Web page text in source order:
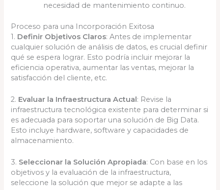
necesidad de mantenimiento continuo.
Proceso para una Incorporación Exitosa
1. Definir Objetivos Claros: Antes de implementar
cualquier solución de análisis de datos, es crucial definir
qué se espera lograr. Esto podría incluir mejorar la
eficiencia operativa, aumentar las ventas, mejorar la
satisfacción del cliente, etc.
2. Evaluar la Infraestructura Actual: Revise la
infraestructura tecnológica existente para determinar si
es adecuada para soportar una solución de Big Data.
Esto incluye hardware, software y capacidades de
almacenamiento.
3. Seleccionar la Solución Apropiada: Con base en los
objetivos y la evaluación de la infraestructura,
seleccione la solución que mejor se adapte a las